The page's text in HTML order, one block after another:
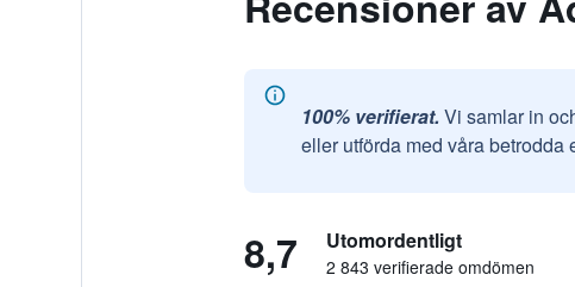
100% verifierat. Vi samlar in
eller utförda med våra betrodda
8,7 Utomordentligt
2 843 verifierade omdömen